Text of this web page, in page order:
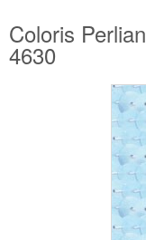
Coloris
4630